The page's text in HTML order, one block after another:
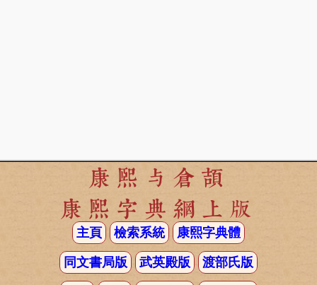
康熙与倉頡
康熙字典網上版
主頁 檢索系統 康熙字典體
同文書局版 武英殿版 渡部氏版